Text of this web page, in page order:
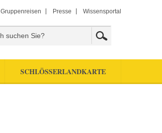
Gruppenreisen Presse Wissensportal
SCHLÖSSERLANDKARTE